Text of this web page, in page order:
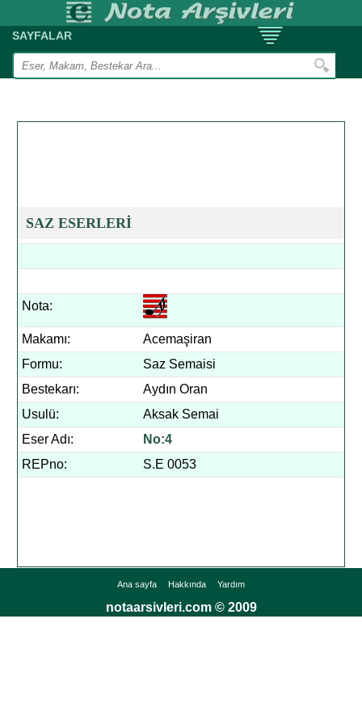
SAYFALAR
SAZ ESERLERİ
Nota:
Makamı:
Acemaşiran
Formu:
Saz Semaisi
Bestekarı:
Aydın Oran
Usulü:
Aksak Semai
Eser Adı:
No:4
REPno:
S.E 0053
Ana sayfa Hakkında Yardım
notaarsivleri.com © 2009